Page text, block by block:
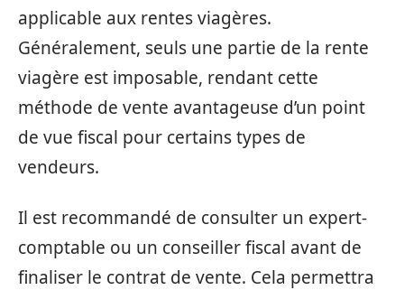
applicable aux rentes viagères.
Généralement, seuls une partie de la rente
viagère est imposable, rendant cette
méthode de vente avantageuse d’un point
de vue fiscal pour certains types de
vendeurs.
Il est recommandé de consulter un expert-
comptable ou un conseiller fiscal avant de
finaliser le contrat de vente. Cela permettra